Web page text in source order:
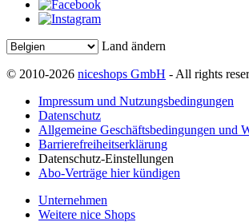
Land ändern
© 2010-2026 niceshops GmbH - All rights
Impressum und Nutzungsbedingungen
Datenschutz
Allgemeine Geschäftsbedingungen und
Barrierefreiheitserklärung
Datenschutz-Einstellungen
Abo-Verträge hier kündigen
Unternehmen
Weitere nice Shops